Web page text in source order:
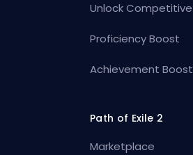
Unlock Competitive
Proficiency Boost
Achievement Boost
Path of Exile 2
Marketplace